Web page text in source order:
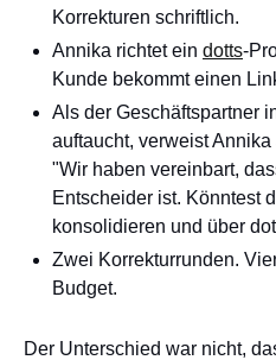
Korrekturen schriftlich.
Annika richtet ein dotts-
Kunde bekommt einen
Als der Geschäftspartner
auftaucht, verweist
"Wir haben vereinbart,
Entscheider ist. Könntest
konsolidieren und über
Zwei Korrekturrunden.
Budget.
Der Unterschied war nicht,